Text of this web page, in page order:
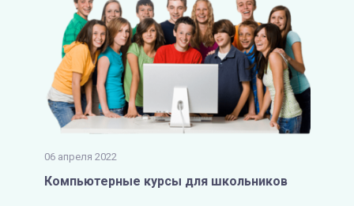
06 апреля 2022
Компьютерные курсы для школьников